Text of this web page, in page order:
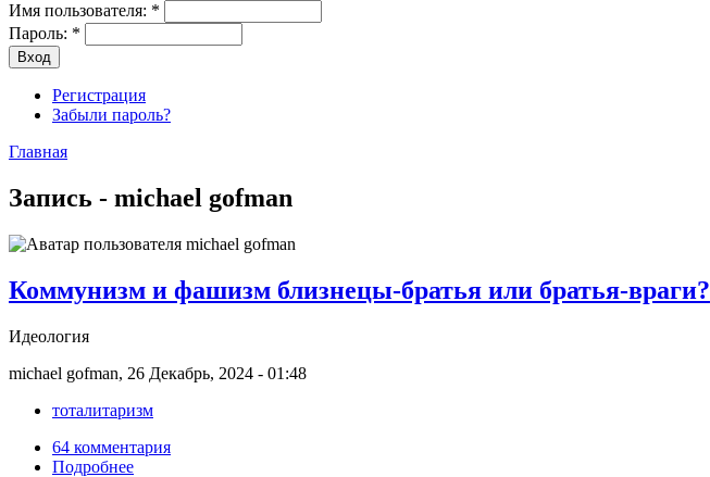
Имя пользователя: *
Пароль: *
Регистрация
Забыли пароль?
Главная
Запись - michael gofman
Коммунизм и фашизм близнецы-братья или братья-враги?
Идеология
michael gofman, 26 Декабрь, 2024 - 01:48
тоталитаризм
64 комментария
Подробнее